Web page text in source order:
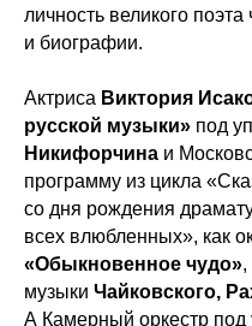
личность великого
и биографии.
Актриса Виктория
русской музыки» под
Никифорчина и
программу из цикла
со дня рождения
всех влюбленных», как
«Обыкновенное чудо»,
музыки Чайковского,
А Камерный оркестр